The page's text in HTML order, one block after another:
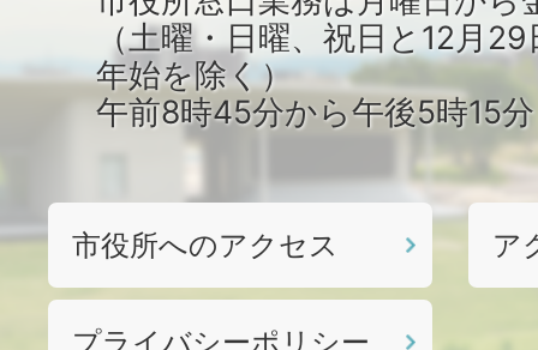
（土曜・日曜、祝日と12月
年始を除く）
午前8時45分から午後5時15
市役所へのアクセス ア
プライバシーポリシー